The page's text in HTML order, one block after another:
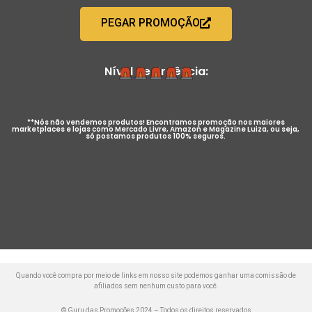
PEGAR PROMOÇÃO
Nível de Urgência:
**Nós não vendemos produtos! Encontramos promoção nos maiores
marketplaces e lojas como Mercado Livre, Amazon e Magazine Luiza, ou seja,
só postamos produtos 100% seguros.
Quando você compra por meio de links em nosso site podemos ganhar uma comissão de
afiliados sem nenhum custo para você.
© Guru das Promoções 2024 – Todos os direitos reservados